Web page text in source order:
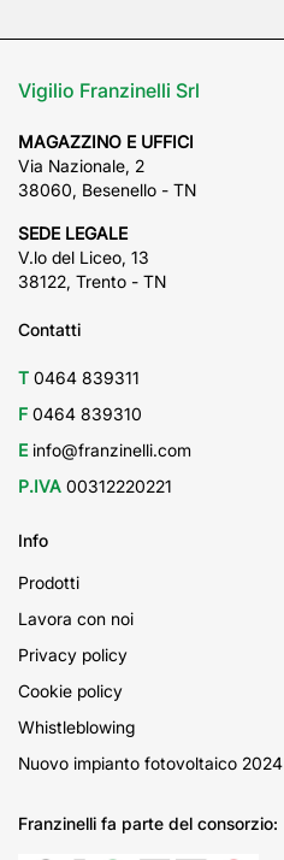
Vigilio Franzinelli Srl
MAGAZZINO E UFFICI
Via Nazionale, 2
38060, Besenello - TN
SEDE LEGALE
V.lo del Liceo, 13
38122, Trento - TN
Contatti
T 0464 839311
F 0464 839310
E info@franzinelli.com
P.IVA 00312220221
Info
Prodotti
Lavora con noi
Privacy policy
Cookie policy
Whistleblowing
Nuovo impianto fotovoltaico 2024
Franzinelli fa parte del consorzio: